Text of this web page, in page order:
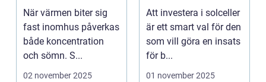
året runt
När värmen biter sig
fast inomhus påverkas
både koncentration
och sömn. S...
02 november 2025
investeringen
Att investera i solceller
är ett smart val för den
som vill göra en insats
för b...
01 november 2025